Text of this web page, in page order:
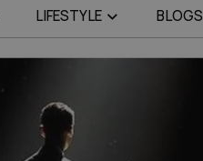
LIFESTYLE BLOGS